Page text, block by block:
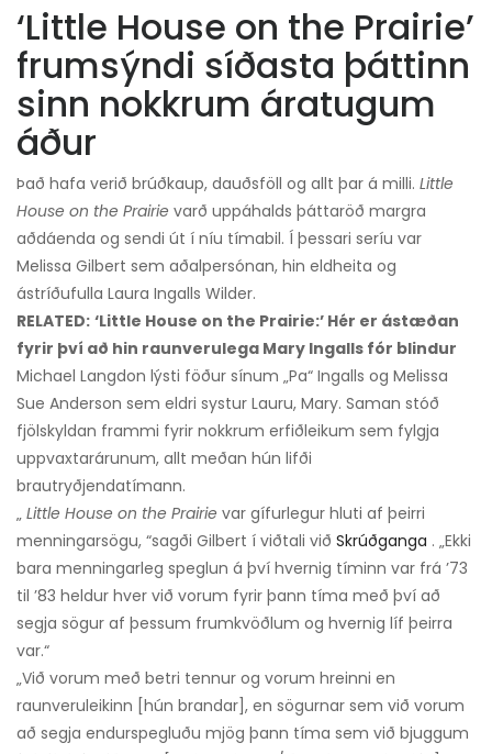
‘Little House on the Prairie’
frumsýndi síðasta þáttinn
sinn nokkrum áratugum
áður
Það hafa verið brúðkaup, dauðsföll og allt þar á milli. Little
House on the Prairie varð uppáhalds þáttaröð margra
aðdáenda og sendi út í níu tímabil. Í þessari seríu var
Melissa Gilbert sem aðalpersónan, hin eldheita og
ástríðufulla Laura Ingalls Wilder.
RELATED: ‘Little House on the Prairie:’ Hér er ástæðan
fyrir því að hin raunverulega Mary Ingalls fór blindur
Michael Langdon lýsti föður sínum „Pa“ Ingalls og Melissa
Sue Anderson sem eldri systur Lauru, Mary. Saman stóð
fjölskyldan frammi fyrir nokkrum erfiðleikum sem fylgja
uppvaxtarárunum, allt meðan hún lifði
brautryðjendatímann.
„ Little House on the Prairie var gífurlegur hluti af þeirri
menningarsögu, “sagði Gilbert í viðtali við Skrúðganga . „Ekki
bara menningarleg speglun á því hvernig tíminn var frá ’73
til ’83 heldur hver við vorum fyrir þann tíma með því að
segja sögur af þessum frumkvöðlum og hvernig líf þeirra
var.“
„Við vorum með betri tennur og vorum hreinni en
raunveruleikinn [hún brandar], en sögurnar sem við vorum
að segja endurspegluðu mjög þann tíma sem við bjuggum